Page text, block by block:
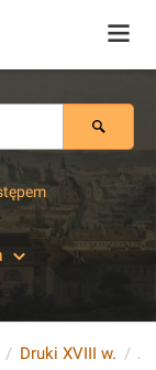
Druki XVIII w.